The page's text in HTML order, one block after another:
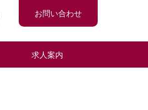
お問い合わせ
求人案内